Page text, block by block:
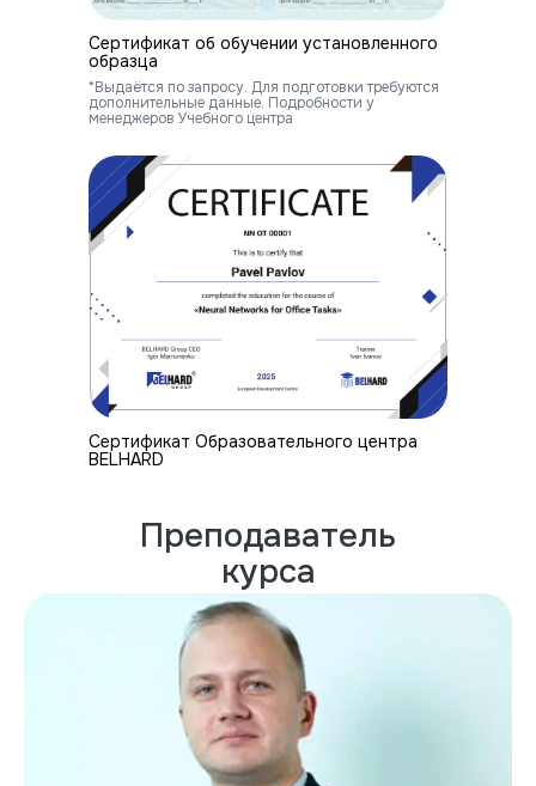
Cертификат Образовательного центра
BELHARD
Сертификат об обучении установленного
образца
*Выдаётся по запросу. Для подготовки требуются
дополнительные данные. Подробности у
менеджеров Учебного центра
Преподаватель
курса